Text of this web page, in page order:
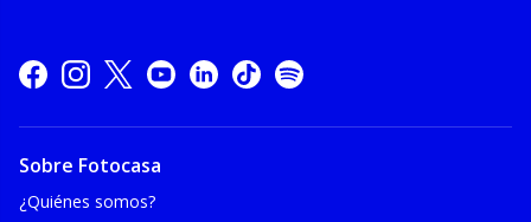
Sobre Fotocasa
¿Quiénes somos?